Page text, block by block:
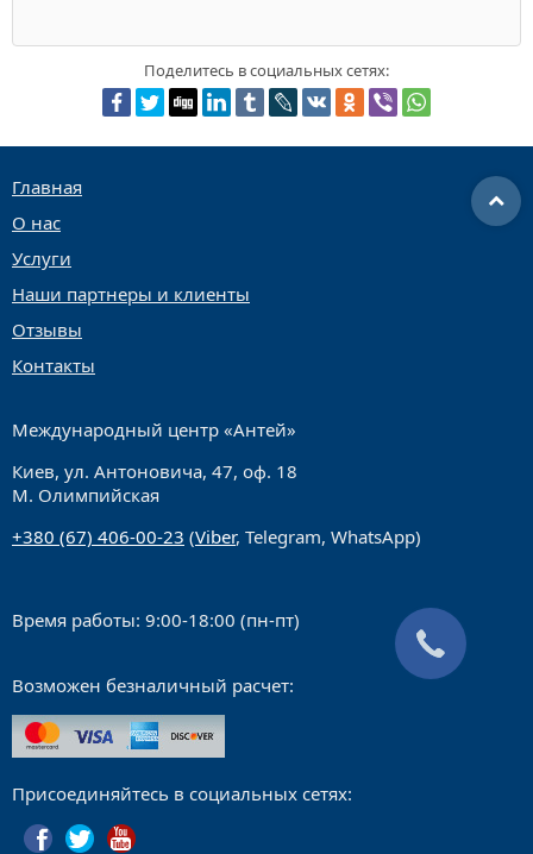
Поделитесь в социальных сетях:
Главная
О нас
Услуги
Наши партнеры и клиенты
Отзывы
Контакты
Международный центр «Антей»
Киев, ул. Антоновича, 47, оф. 18
М. Олимпийская
+380 (67) 406-00-23 (Viber, Telegram, WhatsApp)
Время работы: 9:00-18:00 (пн-пт)
Возможен безналичный расчет:
Присоединяйтесь в социальных сетях: